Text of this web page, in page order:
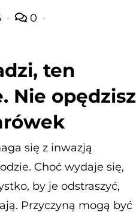
0
ten
Nie opędzisz
się z inwazją
Choć wydaje się,
by je odstraszyć,
Przyczyną mogą być